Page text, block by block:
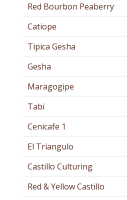
Red Bourbon Peaberry
Catiope
Tipica Gesha
Gesha
Maragogipe
Tabi
Cenicafe 1
El Triangulo
Castillo Culturing
Red & Yellow Castillo